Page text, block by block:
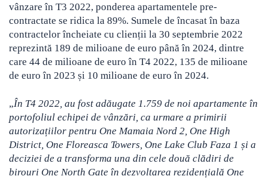
vânzare în T3 2022, ponderea apartamentele pre-
contractate se ridica la 89%. Sumele de încasat în baza
contractelor încheiate cu clienții la 30 septembrie 2022
reprezintă 189 de milioane de euro până în 2024, dintre
care 44 de milioane de euro în T4 2022, 135 de milioane
de euro în 2023 și 10 milioane de euro în 2024.
„În T4 2022, au fost adăugate 1.759 de noi apartamente în
portofoliul echipei de vânzări, ca urmare a primirii
autorizațiilor pentru One Mamaia Nord 2, One High
District, One Floreasca Towers, One Lake Club Faza 1 și a
deciziei de a transforma una din cele două clădiri de
birouri One North Gate în dezvoltarea rezidențială One